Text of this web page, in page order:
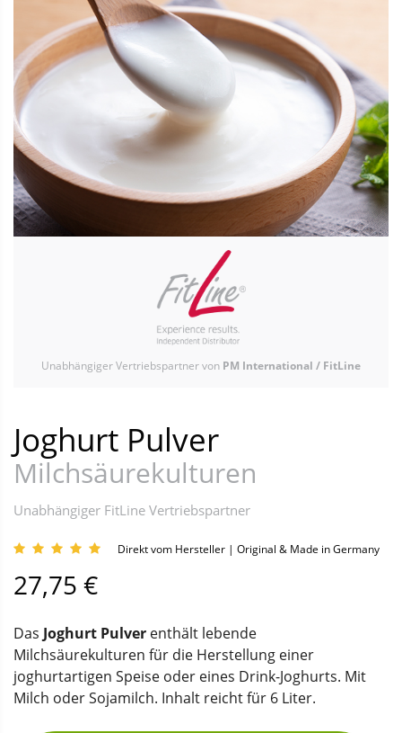
Unabhängiger Vertriebspartner von PM International / FitLine
Joghurt Pulver
Milchsäurekulturen
Unabhängiger FitLine Vertriebspartner
Direkt vom Hersteller | Original & Made in Germany
27,75 €
Das Joghurt Pulver enthält lebende
Milchsäurekulturen für die Herstellung einer
joghurtartigen Speise oder eines Drink-Joghurts. Mit
Milch oder Sojamilch. Inhalt reicht für 6 Liter.